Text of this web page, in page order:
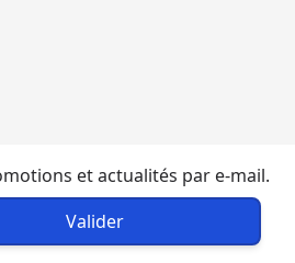
et actualités par e-mail.
Valider